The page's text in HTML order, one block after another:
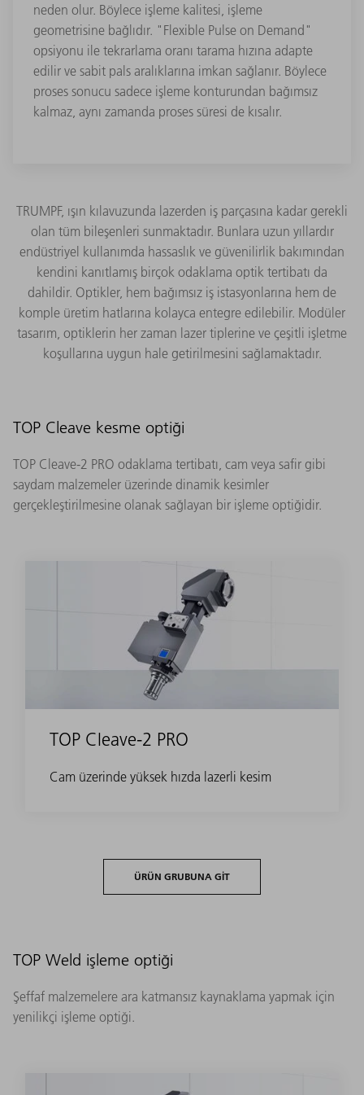
neden olur. Böylece işleme kalitesi, işleme
geometrisine bağlıdır. "Flexible Pulse on Demand"
opsiyonu ile tekrarlama oranı tarama hızına adapte
edilir ve sabit pals aralıklarına imkan sağlanır. Böylece
proses sonucu sadece işleme konturundan bağımsız
kalmaz, aynı zamanda proses süresi de kısalır.
TRUMPF, ışın kılavuzunda lazerden iş parçasına kadar gerekli
olan tüm bileşenleri sunmaktadır. Bunlara uzun yıllardır
endüstriyel kullanımda hassaslık ve güvenilirlik bakımından
kendini kanıtlamış birçok odaklama optik tertibatı da
dahildir. Optikler, hem bağımsız iş istasyonlarına hem de
komple üretim hatlarına kolayca entegre edilebilir. Modüler
tasarım, optiklerin her zaman lazer tiplerine ve çeşitli işletme
koşullarına uygun hale getirilmesini sağlamaktadır.
TOP Cleave kesme optiği
TOP Cleave-2 PRO odaklama tertibatı, cam veya safir gibi
saydam malzemeler üzerinde dinamik kesimler
gerçekleştirilmesine olanak sağlayan bir işleme optiğidir.
TOP Cleave-2 PRO
Cam üzerinde yüksek hızda lazerli kesim
ÜRÜN GRUBUNA GIT
TOP Weld işleme optiği
Şeffaf malzemelere ara katmansız kaynaklama yapmak için
yenilikçi işleme optiği.